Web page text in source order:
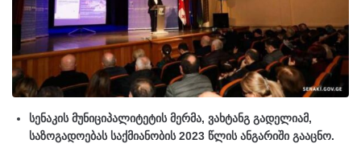
სენაკის მუნიციპალიტეტის მერმა, ვახტანგ გადელიამ,
საზოგადოებას საქმიანობის 2023 წლის ანგარიში გააცნო.